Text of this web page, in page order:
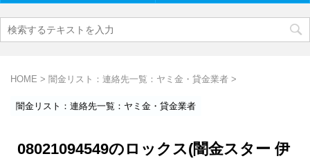
HOME > 闇金リスト：連絡先一覧：ヤミ金・貸金業者 >
闇金リスト：連絡先一覧：ヤミ金・貸金業者
08021094549のロックス(闇金スター 伊